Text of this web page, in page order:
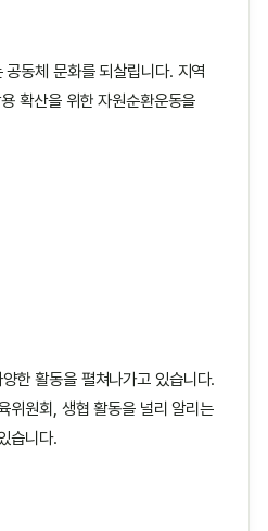
동체 문화를 되살립니다. 지역
확산을 위한 자원순환운동을
한 활동을 펼쳐나가고 있습니다.
위원회, 생협 활동을 널리 알리는
습니다.